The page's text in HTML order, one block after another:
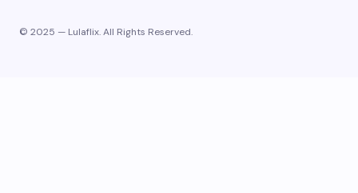
© 2025 — Lulaflix. All Rights Reserved.